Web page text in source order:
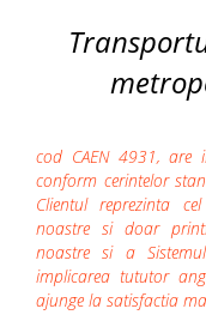
cod CAEN 4931, are
conform cerintelor
Clientul reprezinta
noastre si doar
noastre si a
implicarea tututor
ajunge la satisfactia